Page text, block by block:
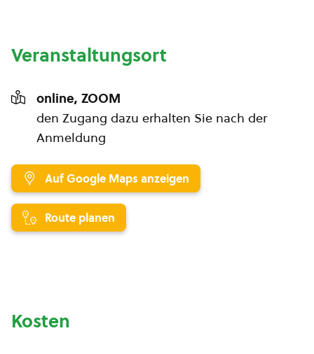
Veranstaltungsort
online, ZOOM
den Zugang dazu erhalten Sie nach der
Anmeldung
Auf Google Maps anzeigen
Route planen
Kosten